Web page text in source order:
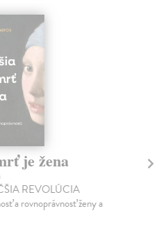
je žena
REVOLÚCIA
a rovnoprávnosť ženy a